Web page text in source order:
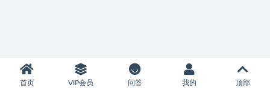
首页 VIP会员 问答 我的 顶部